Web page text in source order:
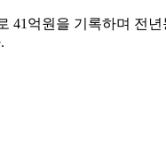
억원을 기록하며 전